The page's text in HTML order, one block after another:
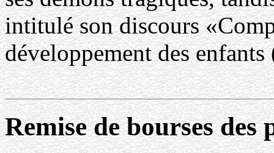
intitulé son discours
développement des
Remise de bourses des